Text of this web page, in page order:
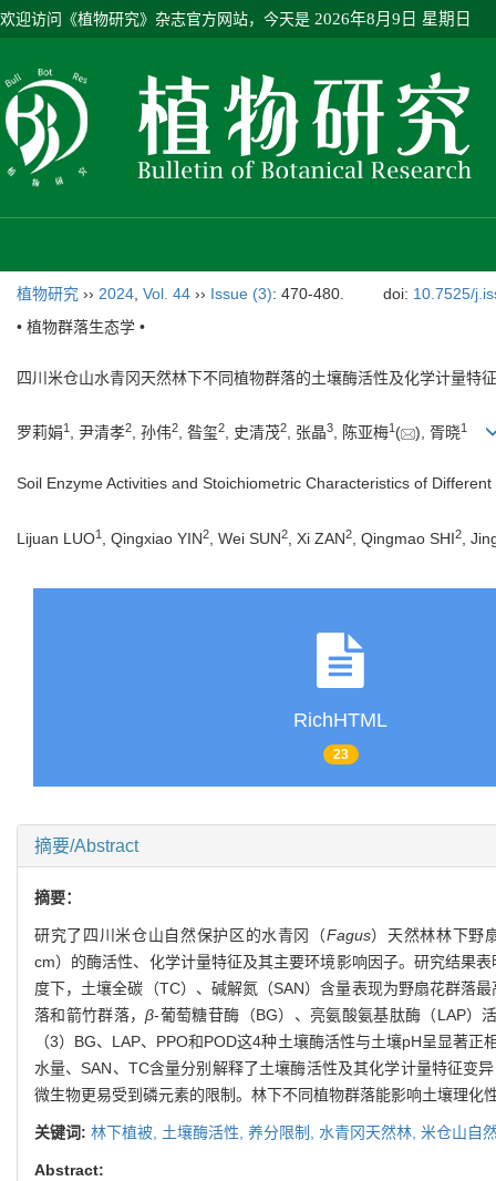
欢迎访问《植物研究》杂志官方网站，今天是 2026年8月9日 星期日
植物研究 ›› 2024 Vol. 44 ›› Issue (3): 470-480. doi: 10.7525/
• 植物群落生态学 •
四川米仓山水青冈天然林下不同植物群落的土壤酶活性及化学计量特征
罗莉娟1 , 尹清孝2, 孙伟2, 昝玺2, 史清茂2, 张晶3, 陈亚梅1 ( ), 胥晓1
Soil Enzyme Activities and Stoichiometric Characteristics of
Lijuan LUO1 , Qingxiao YIN2 , Wei SUN2 , Xi ZAN2 , Qingmao SHI2 ,
RichHTML
23
摘要/Abstract
摘要：
研究了四川米仓山自然保护区的水青冈（Fagus）天然林林下野
cm）的酶活性、化学计量特征及其主要环境影响因子。研究结果
度下，土壤全碳（TC）、碱解氮（SAN）含量表现为野扇花群落
落和箭竹群落，β-葡萄糖苷酶（BG）、亮氨酸氨基肽酶（LAP）
（3）BG、LAP、PPO和POD这4种土壤酶活性与土壤pH呈显著
水量、SAN、TC含量分别解释了土壤酶活性及其化学计量特征变
微生物更易受到磷元素的限制。林下不同植物群落能影响土壤理
关键词: 林下植被, 土壤酶活性, 养分限制, 水青冈天然林, 米仓山自
Abstract: